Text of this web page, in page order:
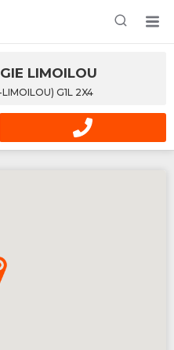
Entreprise / Rabais /
LIMOILOU
G1L 2X4